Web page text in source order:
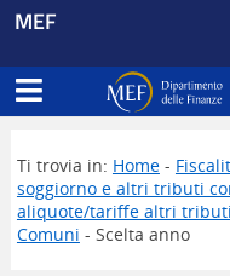
MEF
Apri menu
Dipartimento
Ti trovia in: Home-
soggiorno e altri tributi
aliquote/tariffe altri
Comuni - Scelta anno